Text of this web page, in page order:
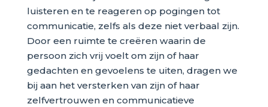
luisteren en te reageren op pogingen tot
communicatie, zelfs als deze niet verbaal zijn.
Door een ruimte te creëren waarin de
persoon zich vrij voelt om zijn of haar
gedachten en gevoelens te uiten, dragen we
bij aan het versterken van zijn of haar
zelfvertrouwen en communicatieve